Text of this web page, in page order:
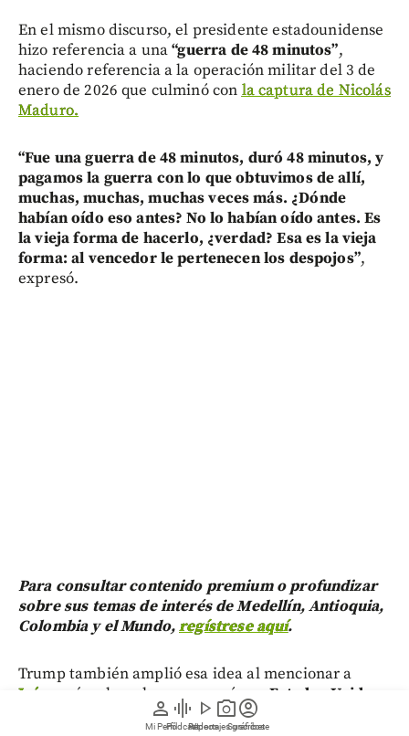
person
Mi Perfil
graphic_eq
Pódcast
play_arrow
Videos
photo_camera
Reportajes gráficos
account_circle
Suscríbete
En el mismo discurso, el presidente estadounidense
hizo referencia a una“guerra de 48 minutos”,
haciendo referencia a la operación militar del 3 de
enero de 2026 que culminó con la captura de Nicolás
Maduro.
“Fue una guerra de 48 minutos, duró 48 minutos, y
pagamos la guerra con lo que obtuvimos de allí,
muchas, muchas, muchas veces más. ¿Dónde
habían oído eso antes? No lo habían oído antes. Es
la vieja forma de hacerlo, ¿verdad? Esa es la vieja
forma: al vencedor le pertenecen los despojos”,
expresó.
Para consultar contenido premium o profundizar
sobre sus temas de interés de Medellín, Antioquia,
Colombia y el Mundo,regístrese aquí.
Trump también amplió esa idea al mencionar a
Irán
, país sobre el que aseguró queEstados Unidos
mantiene una fuerte presión.